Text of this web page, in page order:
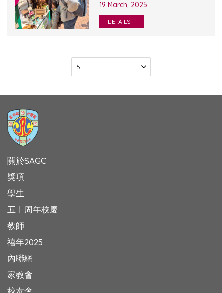
19 March, 2025
DETAILS +
關於SAGC
獎項
學生
五十周年校慶
教師
禧年2025
內聯網
家教會
校友會